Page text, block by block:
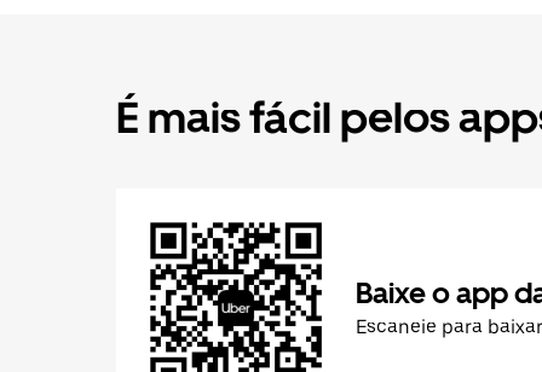
É mais fácil pelos
Baixe o app
Escaneie para baixar